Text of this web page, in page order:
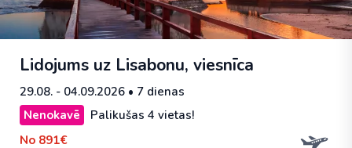
Lidojums uz Lisabonu, viesnīca
29.08. - 04.09.2026 • 7 dienas
Nenokavē
Palikušas 4 vietas!
No 891€